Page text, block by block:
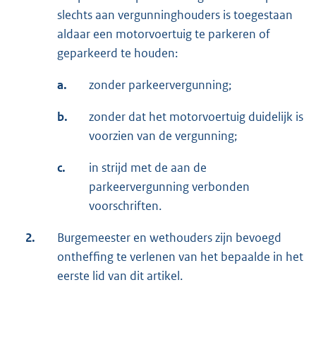
slechts aan vergunninghouders is toegestaan
aldaar een motorvoertuig te parkeren of
geparkeerd te houden:
a. zonder parkeervergunning;
b.
zonder dat het motorvoertuig duidelijk is
voorzien van de vergunning;
c.
in strijd met de aan de
parkeervergunning verbonden
voorschriften.
2.
Burgemeester en wethouders zijn bevoegd
ontheffing te verlenen van het bepaalde in het
eerste lid van dit artikel.